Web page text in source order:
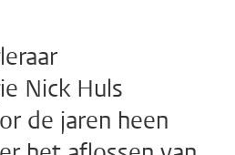
Nick Huls
de jaren heen